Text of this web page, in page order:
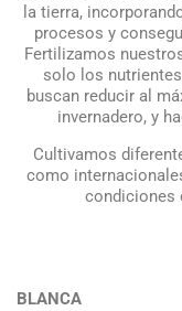
la tierra,
procesos y
Fertilizamos
solo los
buscan reducir al
invernadero, y
Cultivamos
como
condiciones
BLANCA